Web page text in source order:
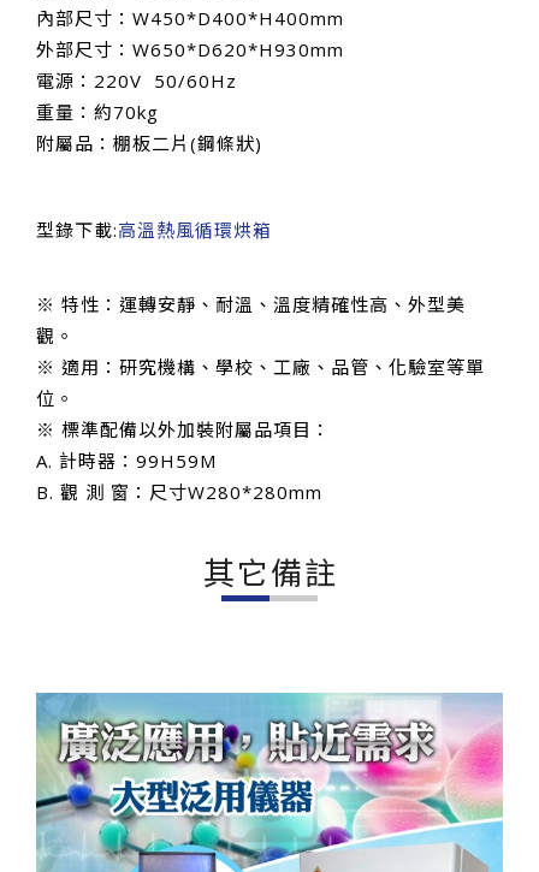
內部尺寸：W450*D400*H400mm
外部尺寸：W650*D620*H930mm
電源：220V 50/60Hz
重量：約70kg
附屬品：棚板二片(鋼條狀)
型錄下載:高溫熱風循環烘箱
※ 特性：運轉安靜、耐溫、溫度精確性高、外型美
觀。
※ 適用：研究機構、學校、工廠、品管、化驗室等單
位。
※ 標準配備以外加裝附屬品項目：
A. 計時器：99H59M
B. 觀 測 窗：尺寸W280*280mm
其它備註